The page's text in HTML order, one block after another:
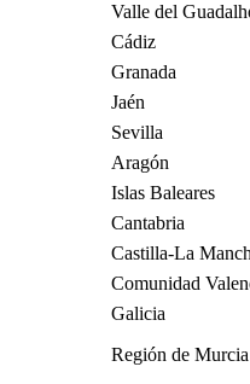
Valle del
Cádiz
Granada
Jaén
Sevilla
Aragón
Islas Baleares
Cantabria
Castilla-La
Comunidad
Galicia
Región de Murcia